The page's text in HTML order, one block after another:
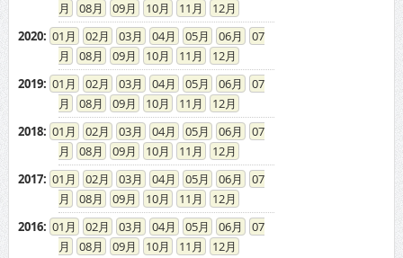
08
09 10 11
12
2019: 01 02 03 04 05 06
07
08
09 10 11
12
2018: 01 02 03 04 05 06
07
08
09 10 11
12
2017: 01 02 03 04 05 06
07
08
09 10 11
12
2016: 01 02 03 04 05 06
07
08
09 10 11
12
2015: 01 02 03 04 05 06
07
08
09 10 11
12